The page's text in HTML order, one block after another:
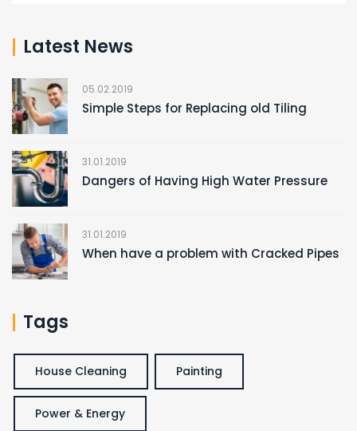
Latest News
05.02.2019
Simple Steps for Replacing old Tiling
31.01.2019
Dangers of Having High Water Pressure
31.01.2019
When have a problem with Cracked Pipes
Tags
House Cleaning Painting
Power & Energy